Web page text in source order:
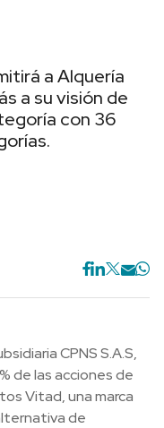
a Alquería
a su visión de
con 36
CPNS S.A.S,
de las acciones de
Vitad, una marca
de